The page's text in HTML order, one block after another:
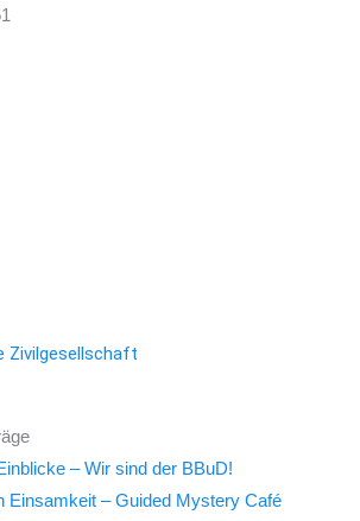
Zivilgesellschaft
– Wir sind der BBuD!
Einsamkeit – Guided Mystery Café